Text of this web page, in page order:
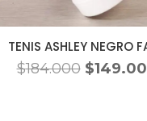
TENIS ASHLEY NEGRO
$184.000 El
$